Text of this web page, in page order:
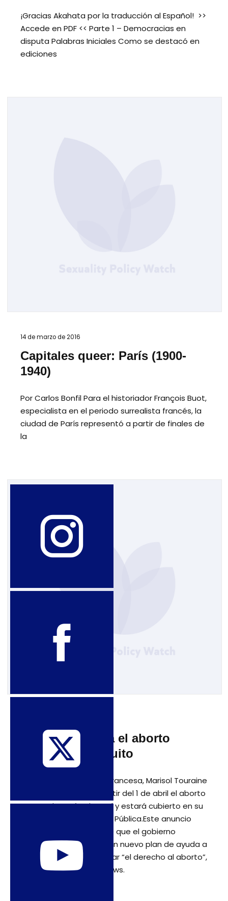
¡Gracias Akahata por la traducción al Español! >>
Accede en PDF << Parte 1 – Democracias en
disputa Palabras Iniciales Como se destacó en
ediciones
14 de marzo de 2016
Capitales queer: París (1900-
1940)
Por Carlos Bonfil Para el historiador François Buot,
especialista en el periodo surrealista francés, la
ciudad de París representó a partir de finales de
la
Francia aprueba el aborto
universal y gratuito
La ministra de Sanidad francesa, Marisol Touraine
ha asegurado que a partir del 1 de abril el aborto
en Francia será universal y estará cubierto en su
totalidad por la Sanidad Pública.Este anuncio
llega un año después de que el gobierno
socialista estableciera un nuevo plan de ayuda a
las mujeres para reclamar “el derecho al aborto”,
según publica LifeSiteNews.